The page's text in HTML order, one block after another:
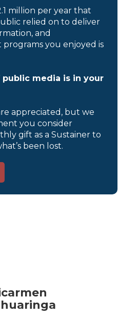
million per year that
relied on to deliver
and
you enjoyed is
media is in your
appreciated, but we
you consider
gift as a Sustainer to
been lost.